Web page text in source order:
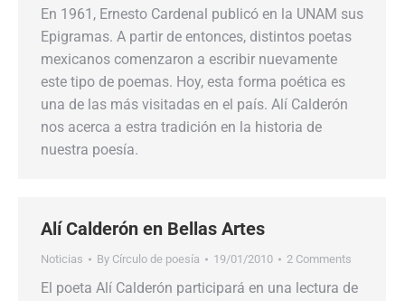
En 1961, Ernesto Cardenal publicó en la UNAM sus
Epigramas. A partir de entonces, distintos poetas
mexicanos comenzaron a escribir nuevamente
este tipo de poemas. Hoy, esta forma poética es
una de las más visitadas en el país. Alí Calderón
nos acerca a estra tradición en la historia de
nuestra poesía.
Alí Calderón en Bellas Artes
Noticias By Círculo de poesía 19/01/2010 2 Comments
El poeta Alí Calderón participará en una lectura de